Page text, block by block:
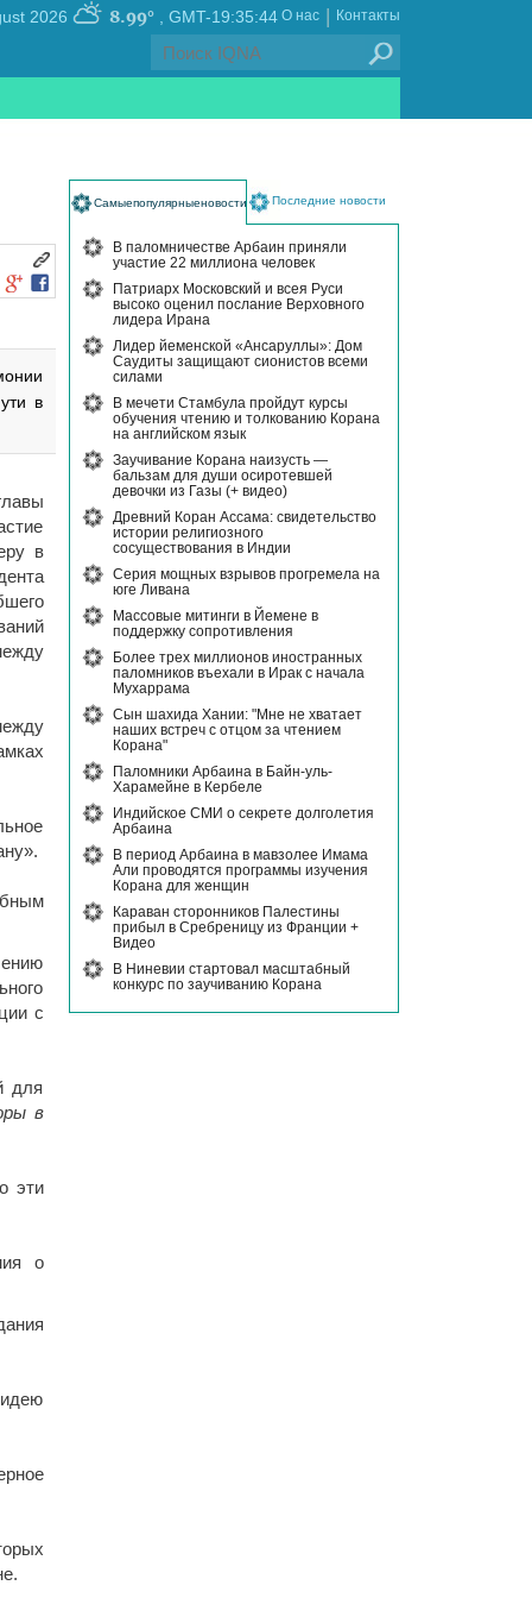
GMT-19:35:44
8.99° Контакты
|
О нас
в
в
с
для
в
эти
о
Самыепопулярныеновости Последние новости
В паломничестве Арбаин приняли
участие 22 миллиона человек
Патриарх Московский и всея Руси
высоко оценил послание Верховного
лидера Ирана
Лидер йеменской «Ансаруллы»: Дом
Саудиты защищают сионистов всеми
силами
В мечети Стамбула пройдут курсы
обучения чтению и толкованию Корана
на английском язык
Заучивание Корана наизусть —
бальзам для души осиротевшей
девочки из Газы (+ видео)
Древний Коран Ассама: свидетельство
истории религиозного
сосуществования в Индии
Серия мощных взрывов прогремела на
юге Ливана
Массовые митинги в Йемене в
поддержку сопротивления
Более трех миллионов иностранных
паломников въехали в Ирак с начала
Мухаррама
Сын шахида Хании: "Мне не хватает
наших встреч с отцом за чтением
Корана"
Паломники Арбаина в Байн-уль-
Харамейне в Кербеле
Индийское СМИ о секрете долголетия
Арбаина
В период Арбаина в мавзолее Имама
Али проводятся программы изучения
Корана для женщин
Караван сторонников Палестины
прибыл в Сребреницу из Франции +
Видео
В Ниневии стартовал масштабный
конкурс по заучиванию Корана